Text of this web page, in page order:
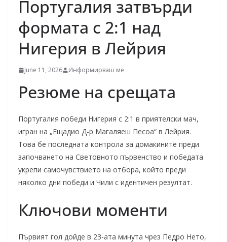
Португалия затвърди
формата с 2:1 над
Нигерия в Лейрия
June 11, 2026 Информирваш ме
Резюме на срещата
Португалия победи Нигерия с 2:1 в приятелски мач,
игран на „Ещадио Д-р Магаляеш Песоа“ в Лейрия.
Това бе последната контрола за домакините преди
започването на Световното първенство и победата
укрепи самочувствието на отбора, който преди
няколко дни победи и Чили с идентичен резултат.
Ключови моменти
Първият гол дойде в 23-ата минута чрез Педро Нето,